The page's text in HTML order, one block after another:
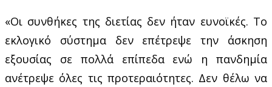
«Οι συνθήκες της διετίας δεν ήταν ευνοϊκές. Το
εκλογικό σύστημα δεν επέτρεψε την άσκηση
εξουσίας σε πολλά επίπεδα ενώ η πανδημία
ανέτρεψε όλες τις προτεραιότητες. Δεν θέλω να